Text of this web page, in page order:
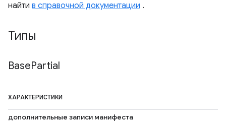
найти в справочной документации .
Типы
BasePartial
ХАРАКТЕРИСТИКИ
дополнительные записи манифеста